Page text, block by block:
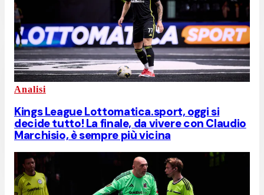
Analisi
Kings League Lottomatica.sport, oggi si
decide tutto! La finale, da vivere con Claudio
Marchisio, è sempre più vicina